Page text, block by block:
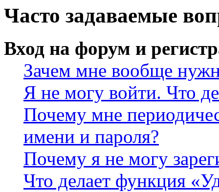
Часто задаваемые
Вход на форум и
Зачем мне вообще
Я не могу войти. Что
Почему мне
имени и пароля?
Почему я не могу
Что делает функция